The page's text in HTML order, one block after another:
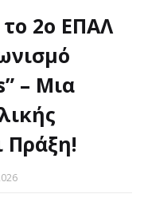
2ο ΕΠΑΛ
– Μια
Πράξη!